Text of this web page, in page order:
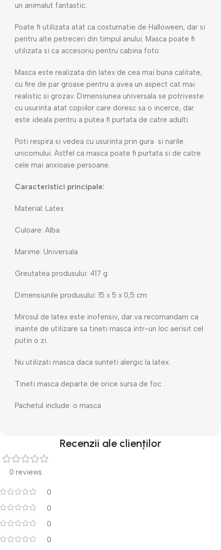
un animalut fantastic.
Poate fi utilizata atat ca costumatie de Halloween, dar si
pentru alte petreceri din timpul anului. Masca poate fi
utilizata si ca accesoriu pentru cabina foto.
Masca este realizata din latex de cea mai buna calitate,
cu fire de par groase pentru a avea un aspect cat mai
realistic si grozav. Dimensiunea universala se potriveste
cu usurinta atat copiilor care doresc sa o incerce, dar
este ideala pentru a putea fi purtata de catre adulti.
Poti respira si vedea cu usurinta prin gura si narile
unicornului. Astfel ca masca poate fi purtata si de catre
cele mai anxioase persoane.
Caracteristici principale:
Material: Latex
Culoare: Alba
Marime: Universala
Greutatea produsului: 417 g
Dimensiunile produsului: 15 x 5 x 0,5 cm
Mirosul de latex este inofensiv, dar va recomandam ca
inainte de utilizare sa tineti masca intr-un loc aerisit cel
putin o zi.
Nu utilizati masca daca sunteti alergic la latex.
Tineti masca departe de orice sursa de foc .
Pachetul include: o masca
Recenzii ale clienților
0 reviews
0
0
0
0